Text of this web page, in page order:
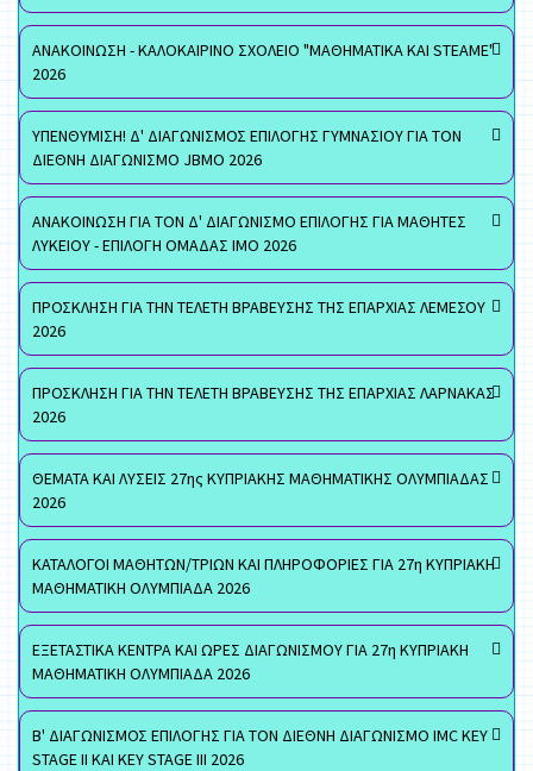
ΑΝΑΚΟΙΝΩΣΗ - ΚΑΛΟΚΑΙΡΙΝΟ ΣΧΟΛΕΙΟ "ΜΑΘΗΜΑΤΙΚΑ ΚΑΙ STEAME"
2026
ΥΠΕΝΘΥΜΙΣΗ! Δ' ΔΙΑΓΩΝΙΣΜΟΣ ΕΠΙΛΟΓΗΣ ΓΥΜΝΑΣΙΟΥ ΓΙΑ ΤΟΝ
ΔΙΕΘΝΗ ΔΙΑΓΩΝΙΣΜΟ JBMO 2026
ΑΝΑΚΟΙΝΩΣΗ ΓΙΑ ΤΟΝ Δ' ΔΙΑΓΩΝΙΣΜΟ ΕΠΙΛΟΓΗΣ ΓΙΑ ΜΑΘΗΤΕΣ
ΛΥΚΕΙΟΥ - ΕΠΙΛΟΓΗ ΟΜΑΔΑΣ ΙΜΟ 2026
ΠΡΟΣΚΛΗΣΗ ΓΙΑ ΤΗΝ ΤΕΛΕΤΗ ΒΡΑΒΕΥΣΗΣ ΤΗΣ ΕΠΑΡΧΙΑΣ ΛΕΜΕΣΟΥ
2026
ΠΡΟΣΚΛΗΣΗ ΓΙΑ ΤΗΝ ΤΕΛΕΤΗ ΒΡΑΒΕΥΣΗΣ ΤΗΣ ΕΠΑΡΧΙΑΣ ΛΑΡΝΑΚΑΣ
2026
ΘΕΜΑΤΑ ΚΑΙ ΛΥΣΕΙΣ 27ης ΚΥΠΡΙΑΚΗΣ ΜΑΘΗΜΑΤΙΚΗΣ ΟΛΥΜΠΙΑΔΑΣ
2026
ΚΑΤΑΛΟΓΟΙ ΜΑΘΗΤΩΝ/ΤΡΙΩΝ ΚΑΙ ΠΛΗΡΟΦΟΡΙΕΣ ΓΙΑ 27η ΚΥΠΡΙΑΚΗ
ΜΑΘΗΜΑΤΙΚΗ ΟΛΥΜΠΙΑΔΑ 2026
ΕΞΕΤΑΣΤΙΚΑ ΚΕΝΤΡΑ ΚΑΙ ΩΡΕΣ ΔΙΑΓΩΝΙΣΜΟΥ ΓΙΑ 27η ΚΥΠΡΙΑΚΗ
ΜΑΘΗΜΑΤΙΚΗ ΟΛΥΜΠΙΑΔΑ 2026
Β' ΔΙΑΓΩΝΙΣΜΟΣ ΕΠΙΛΟΓΗΣ ΓΙΑ ΤΟΝ ΔΙΕΘΝΗ ΔΙΑΓΩΝΙΣΜΟ IMC KEY
STAGE II ΚΑΙ KEY STAGE III 2026